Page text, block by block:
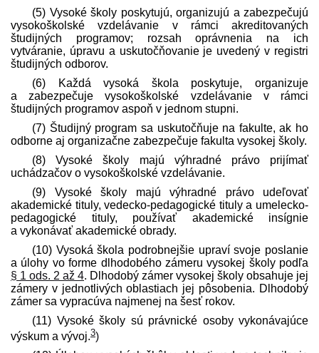
(5) Vysoké školy poskytujú, organizujú a zabezpečujú
vysoko­školské vzdelávanie v rámci akreditovaných
študijných programov; rozsah oprávnenia na ich
vytváranie, úpravu a uskutočňovanie je uvedený v registri
študijných odborov.
(6) Každá vysoká škola poskytuje, organizuje
a zabezpečuje vysoko­školské vzdelávanie v rámci
študijných programov aspoň v jednom stupni.
(7) Študijný program sa uskutočňuje na fakulte, ak ho
odborne aj organizačne zabezpečuje fakulta vysokej školy.
(8) Vysoké školy majú výhradné právo prijímať
uchádzačov o vysoko­školské vzdelávanie.
(9) Vysoké školy majú výhradné právo udeľovať
akademické tituly, vedecko-pedagogické tituly a umelecko-
pedagogické tituly, používať akademické insígnie
a vykonávať akademické obrady.
(10) Vysoká škola podrobnejšie upraví svoje poslanie
a úlohy vo forme dlhodobého zámeru vysokej školy podľa
§ 1 ods. 2 až 4. Dlhodobý zámer vysokej školy obsahuje jej
zámery v jednotlivých oblastiach jej pôsobenia. Dlhodobý
zámer sa vypracúva najmenej na šesť rokov.
(11) Vysoké školy sú právnické osoby vykonávajúce
výskum a vývoj.3)